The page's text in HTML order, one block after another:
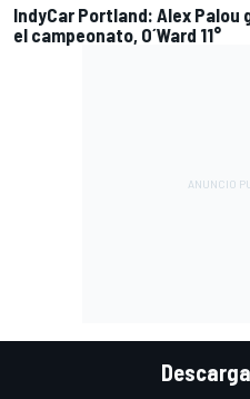
IndyCar Portland: Alex Palou
el campeonato, O´Ward 11°